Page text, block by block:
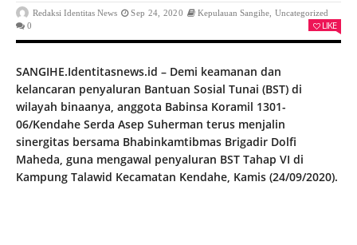
Redaksi Identitas News Sep 24, 2020 Kepulauan Sangihe Uncategorized
0
LIKE
SANGIHE.Identitasnews.id – Demi keamanan dan
kelancaran penyaluran Bantuan Sosial Tunai (BST) di
wilayah binaanya, anggota Babinsa Koramil 1301-
06/Kendahe Serda Asep Suherman terus menjalin
sinergitas bersama Bhabinkamtibmas Brigadir Dolfi
Maheda, guna mengawal penyaluran BST Tahap VI di
Kampung Talawid Kecamatan Kendahe, Kamis (24/09/2020).